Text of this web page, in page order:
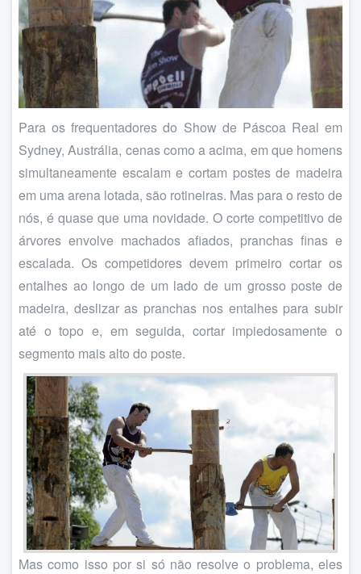
Para os frequentadores do Show de Páscoa Real em
Sydney, Austrália, cenas como a acima, em que homens
simultaneamente escalam e cortam postes de madeira
em uma arena lotada, são rotineiras. Mas para o resto de
nós, é quase que uma novidade. O corte competitivo de
árvores envolve machados afiados, pranchas finas e
escalada. Os competidores devem primeiro cortar os
entalhes ao longo de um lado de um grosso poste de
madeira, deslizar as pranchas nos entalhes para subir
até o topo e, em seguida, cortar impiedosamente o
segmento mais alto do poste.
Mas como isso por si só não resolve o problema, eles